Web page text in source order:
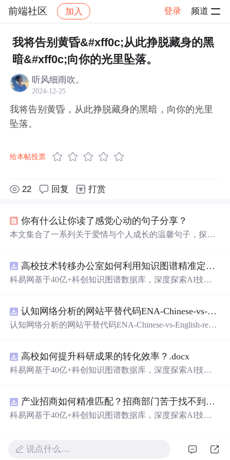
前端社区 加入 登录 频道
社区 前端社区 感慨 帖子详情
我将告别黄昏&#xff0c;从此挣脱藏身的黑
暗&#xff0c;向你的光里坠落。
听风细雨吹。
2024-12-25
我将告别黄昏，从此挣脱藏身的黑暗，向你的光里
坠落。
给本帖投票
22 回复 打赏
你有什么让你读了感觉心动的句子分享？
本文集合了一系列关于爱情与个人成长的温馨句子，探讨
高校技术转移办公室如何利用知识图谱精准定位产业需求与技术适配点？.docx
科易网基于40亿+科创知识图谱数据库，深度探索AI技术
新领域的AI+数智化解决方案，推动科技创新与产业创新
智能化发展。
认知网络分析的网站平替代码ENA-Chinese-vs-English-reproducible.zip
认知网络分析的网站平替代码ENA-Chinese-vs-English-repro
高校如何提升科研成果的转化效率？.docx
科易网基于40亿+科创知识图谱数据库，深度探索AI技术
新领域的AI+数智化解决方案，推动科技创新与产业创新
智能化发展。
产业招商如何精准匹配？招商部门苦于找不到符合产业链补链强链方向的目标企业怎么办？.docx
科易网基于40亿+科创知识图谱数据库，深度探索AI技术
新领域的AI+数智化解决方案，推动科技创新与产业创新
说点什么…